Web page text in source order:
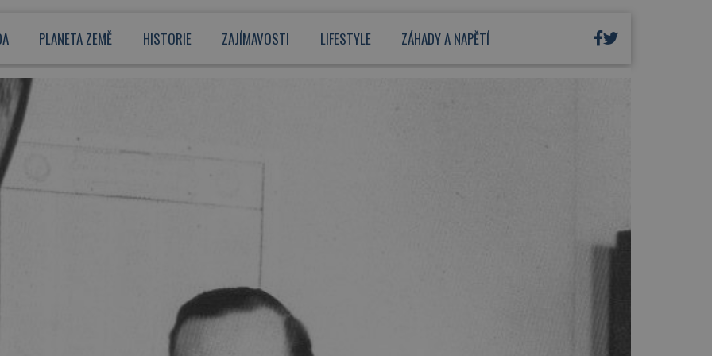
PLANETA ZEMĚ HISTORIE ZAJÍMAVOSTI LIFESTYLE ZÁHADY A NAPĚTÍ